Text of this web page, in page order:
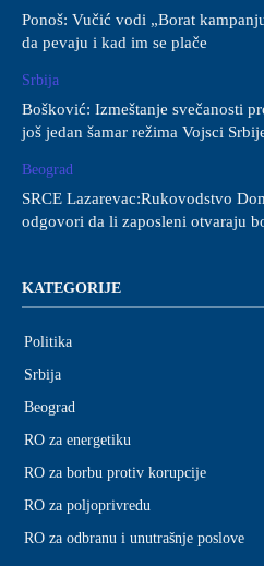
Ponoš: Vučić vodi „Borat
da pevaju i kad im se plače
Srbija
Bošković: Izmeštanje svečanosti
još jedan šamar režima Vojsci
Beograd
SRCE Lazarevac:Rukovodstvo
odgovori da li zaposleni otvaraju
KATEGORIJE
Politika
Srbija
Beograd
RO za energetiku
RO za borbu protiv korupcije
RO za poljoprivredu
RO za odbranu i unutrašnje poslove